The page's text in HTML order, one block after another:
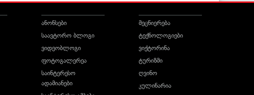
ანონსები
საავტორო ბლოგი
ვიდეობლოგი
ფოტოგალერეა
საინტერესო
ადამიანები
მეცნიერება
ტექნოლოგიები
ვიქტორინა
ტურიზმი
ღვინო
კულინარია